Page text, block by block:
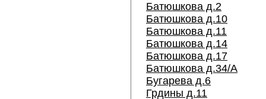
Батюшкова д.2
Батюшкова д.10
Батюшкова д.11
Батюшкова д.14
Батюшкова д.17
Батюшкова д.34/А
Бугарева д.6
Грдины д.11